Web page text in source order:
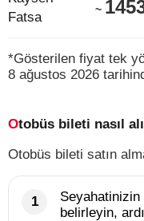
Fatsa
~
*Gösterilen fiyat tek
8 ağustos 2026
Otobüs bileti nasıl
Otobüs bileti satın
Seyahatinizin
belirleyin,